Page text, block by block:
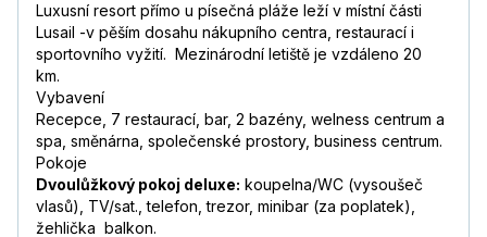
Luxusní resort přímo u písečná pláže leží v místní části
Lusail -v pěším dosahu nákupního centra, restaurací i
sportovního vyžití. Mezinárodní letiště je vzdáleno 20
km.
Vybavení
Recepce, 7 restaurací, bar, 2 bazény, welness centrum a
spa, směnárna, společenské prostory, business centrum.
Pokoje
Dvoulůžkový pokoj deluxe: koupelna/WC (vysoušeč
vlasů), TV/sat., telefon, trezor, minibar (za poplatek),
žehlička balkon.